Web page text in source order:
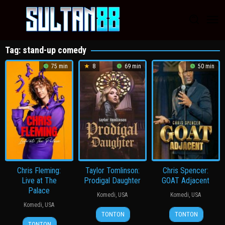
Tag: stand-up comedy
75 min
Chris Fleming:
Live at The
Palace
Komedi, USA
27
Bill
8 69 min
Taylor Tomlinson:
Prodigal Daughter
Komedi, USA
24
Feb
Taylor
Tomlinson
TONTON
50 min
Chris Spencer:
GOAT Adjacent
Komedi, USA
4
Feb
Michael
Mihail
TONTON